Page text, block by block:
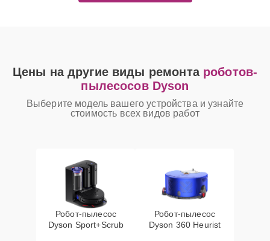
Цены на другие виды ремонта роботов-
пылесосов Dyson
Выберите модель вашего устройства и узнайте
стоимость всех видов работ
Робот-пылесос
Dyson Sport+Scrub
Робот-пылесос
Dyson 360 Heurist